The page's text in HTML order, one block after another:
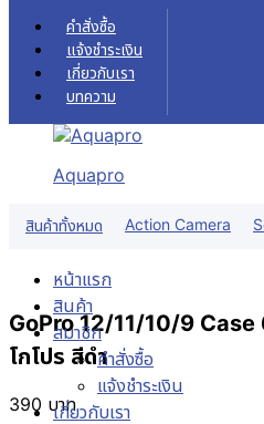
Skip to content
คำสั่งซื้อ
แจ้งชำระเงิน
เกี่ยวกับเรา
บทความ
Aquapro
สินค้าทั้งหมด Action Camera
หน้าแรก
สินค้า
สมาชิก
คำสั่งซื้อ
แจ้งชำระเงิน
เกี่ยวกับเรา
GoPro 12/11/10/9 Case
โกโปร สีดำ
390 บาท